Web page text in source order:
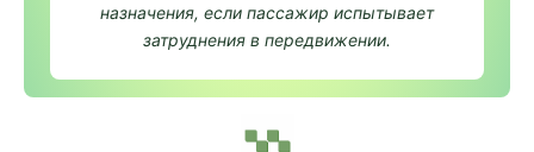
назначения, если пассажир испытывает
затруднения в передвижении.